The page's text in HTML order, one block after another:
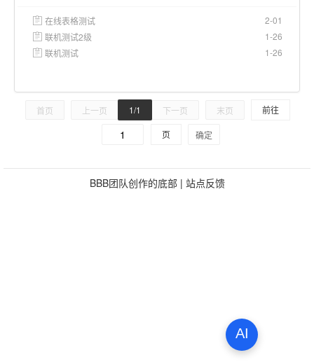
在线表格测试
2-01
联机测试2级
1-26
联机测试
1-26
首页 上一页 1/1 下一页 末页 前往
页 确定
BBB团队创作的底部 | 站点反馈
AI